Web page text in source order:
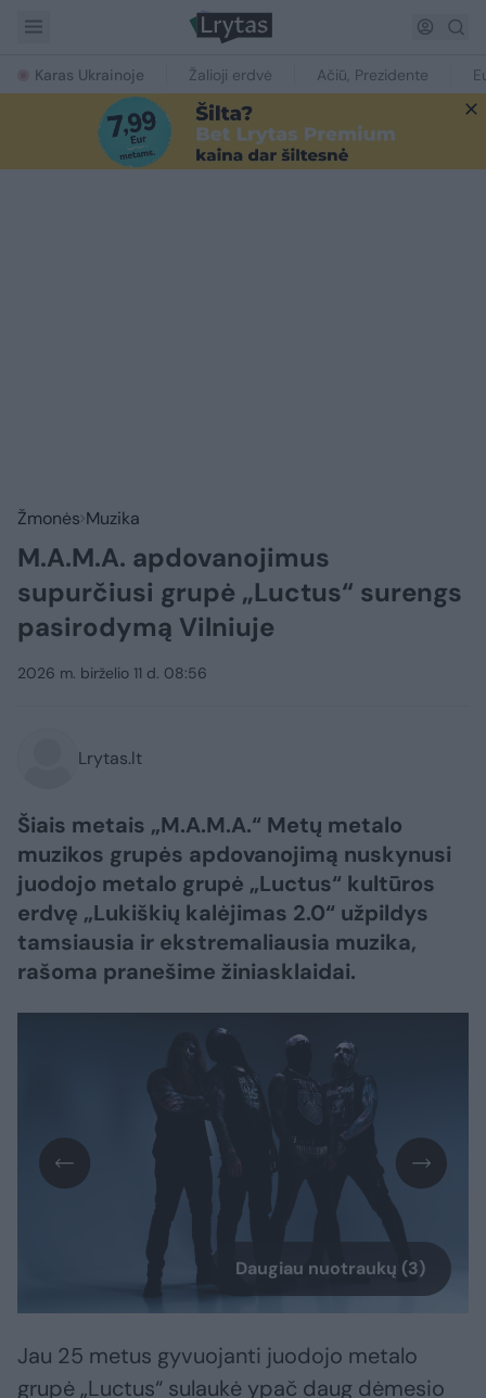
Karas Ukrainoje Žalioji erdvė Ačiū, Prezidente
Žmonės Muzika
M.A.M.A. apdovanojimus
supurčiusi grupė „Luctus“ surengs
pasirodymą Vilniuje
2026 m. birželio 11 d. 08:56
Lrytas.lt
Šiais metais „M.A.M.A.“ Metų metalo
muzikos grupės apdovanojimą nuskynusi
juodojo metalo grupė „Luctus“ kultūros
erdvę „Lukiškių kalėjimas 2.0“ užpildys
tamsiausia ir ekstremaliausia muzika,
rašoma pranešime žiniasklaidai.
Daugiau nuotraukų (3)
Jau 25 metus gyvuojanti juodojo metalo
grupė „Luctus“ sulaukė ypač daug dėmesio